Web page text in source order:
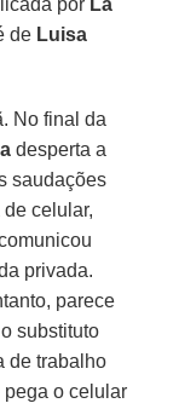
de Luisa
No final da
desperta a
saudações
celular,
privada.
parece
substituto
de trabalho
pega o celular